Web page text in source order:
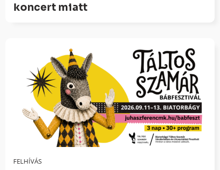
koncert miatt
FELHÍVÁS